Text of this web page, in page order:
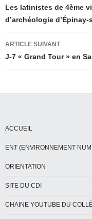
des
articles
Les latinistes de 4ème
d’archéologie d’Épinay-
ARTICLE SUIVANT
J-7 « Grand Tour » en
ACCUEIL
ENT (ENVIRONNEMENT
ORIENTATION
SITE DU CDI
CHAINE YOUTUBE DU